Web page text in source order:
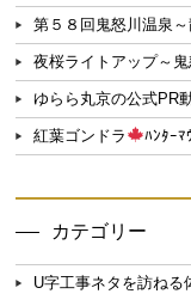
第５８回鬼怒川温泉～
夜桜ライトアップ～
ゆらら丸京の公式PR
紅葉ゴンドラ ﾊﾝﾀｰﾏ
カテゴリー
U字工事ネタを訪ねる